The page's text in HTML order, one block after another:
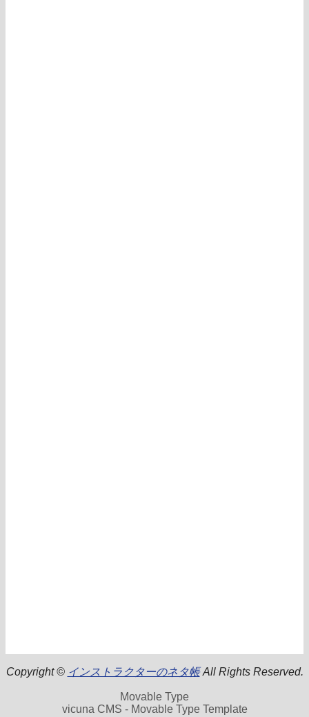
Copyright © インストラクターのネタ帳All Rights Reserved.
Movable Type
vicuna CMS - Movable Type Template